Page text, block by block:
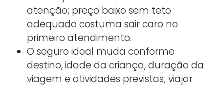
atenção; preço baixo sem teto
adequado costuma sair caro no
primeiro atendimento.
O seguro ideal muda conforme
destino, idade da criança, duração da
viagem e atividades previstas; viajar